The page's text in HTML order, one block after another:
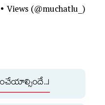
Views (@muchatlu_)